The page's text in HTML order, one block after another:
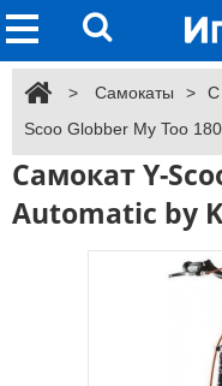
> Самокаты > С
Scoo Globber My Too
Самокат Y-
Automatic by